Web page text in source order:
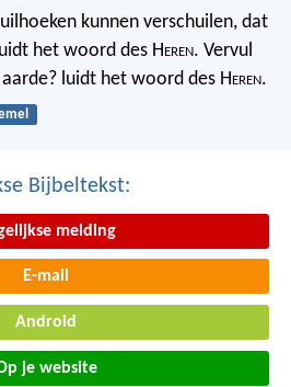
kunnen verschuilen, dat
het woord des Heren. Vervul
luidt het woord des Heren.
Bijbeltekst:
melding
E-mail
Android
je website